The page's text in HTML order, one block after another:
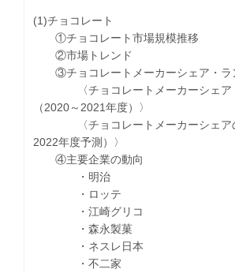
(1)チョコレート
①チョコレート市場規模推移
②市場トレンド
③チョコレートメーカーシェア・ラ
〈チョコレートメーカーシェア
（2020～2021年度）〉
〈チョコレートメーカーシェアの
2022年度予測）〉
④主要企業の動向
・明治
・ロッテ
・江崎グリコ
・森永製菓
・ネスレ日本
・不二家